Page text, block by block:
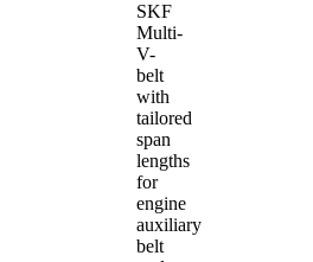
SKF
Multi-
V-
belt
with
tailored
span
lengths
for
engine
auxiliary
belt